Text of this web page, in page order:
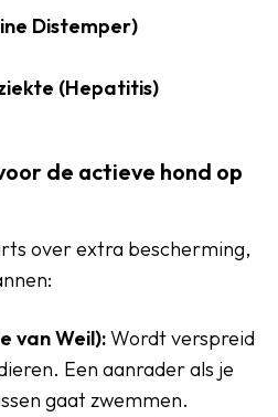
Distemper)
(Hepatitis)
de actieve hond op
over extra bescherming,
van Weil):Wordt verspreid
Een aanrader als je
gaat zwemmen.